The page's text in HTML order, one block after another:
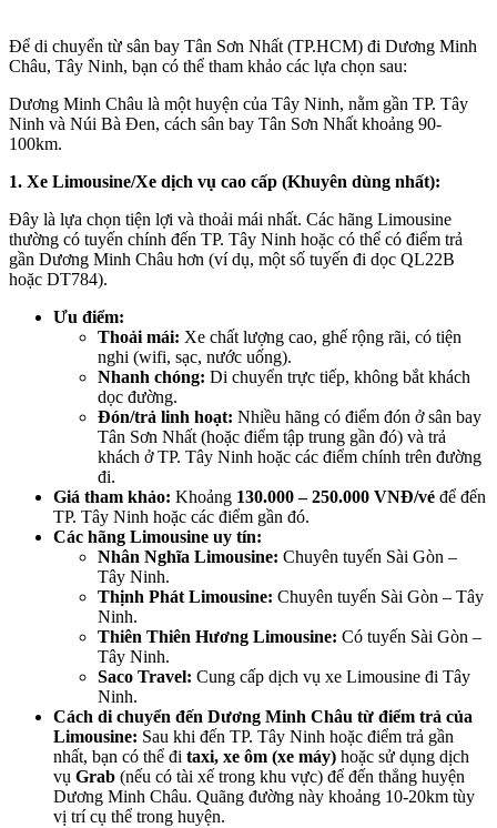
Để di chuyển từ sân bay Tân Sơn Nhất (TP.HCM) đi Dương Minh
Châu, Tây Ninh, bạn có thể tham khảo các lựa chọn sau:
Dương Minh Châu là một huyện của Tây Ninh, nằm gần TP. Tây
Ninh và Núi Bà Đen, cách sân bay Tân Sơn Nhất khoảng 90-
100km.
1. Xe Limousine/Xe dịch vụ cao cấp (Khuyên dùng nhất):
Đây là lựa chọn tiện lợi và thoải mái nhất. Các hãng Limousine
thường có tuyến chính đến TP. Tây Ninh hoặc có thể có điểm trả
gần Dương Minh Châu hơn (ví dụ, một số tuyến đi dọc QL22B
hoặc DT784).
Ưu điểm:
Thoải mái: Xe chất lượng cao, ghế rộng rãi, có tiện
nghi (wifi, sạc, nước uống).
Nhanh chóng: Di chuyển trực tiếp, không bắt khách
dọc đường.
Đón/trả linh hoạt: Nhiều hãng có điểm đón ở sân bay
Tân Sơn Nhất (hoặc điểm tập trung gần đó) và trả
khách ở TP. Tây Ninh hoặc các điểm chính trên đường
đi.
Giá tham khảo: Khoảng 130.000 – 250.000 VNĐ/vé để đến
TP. Tây Ninh hoặc các điểm gần đó.
Các hãng Limousine uy tín:
Nhân Nghĩa Limousine: Chuyên tuyến Sài Gòn –
Tây Ninh.
Thịnh Phát Limousine: Chuyên tuyến Sài Gòn – Tây
Ninh.
Thiên Thiên Hương Limousine: Có tuyến Sài Gòn –
Tây Ninh.
Saco Travel: Cung cấp dịch vụ xe Limousine đi Tây
Ninh.
Cách di chuyển đến Dương Minh Châu từ điểm trả của
Limousine: Sau khi đến TP. Tây Ninh hoặc điểm trả gần
nhất, bạn có thể đi taxi, xe ôm (xe máy) hoặc sử dụng dịch
vụ Grab (nếu có tài xế trong khu vực) để đến thẳng huyện
Dương Minh Châu. Quãng đường này khoảng 10-20km tùy
vị trí cụ thể trong huyện.